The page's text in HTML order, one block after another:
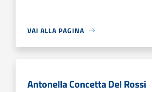
VAI ALLA PAGINA
Antonella Concetta Del Rossi